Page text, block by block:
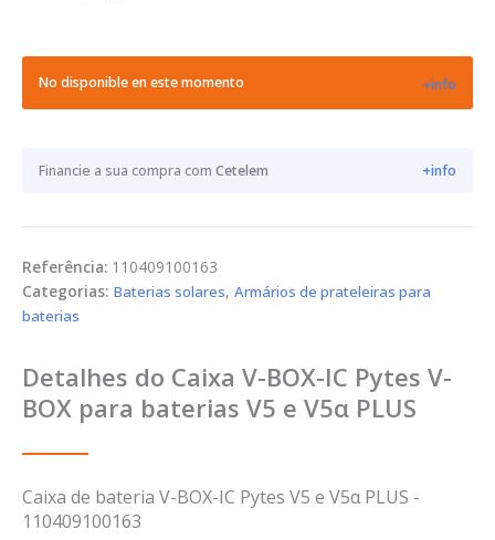
No disponible en este momento +info
Financie a sua compra com Cetelem +info
Referência: 110409100163
Categorias: Baterias solares, Armários de prateleiras para
baterias
Detalhes do Caixa V-BOX-IC Pytes V-
BOX para baterias V5 e V5α PLUS
Caixa de bateria V-BOX-IC Pytes V5 e V5α PLUS -
110409100163